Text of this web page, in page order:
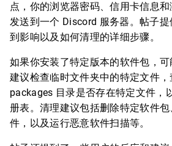
点，你的浏览器密码、信用卡信息
发送到一个 Discord 服务器。帖子
到影响以及如何清理的详细步骤。
如果你安装了特定版本的软件包，可
建议检查临时文件夹中的特定文件
packages 目录是否存在特定文件，
册表。清理建议包括删除特定软件
件，以及运行恶意软件扫描等。